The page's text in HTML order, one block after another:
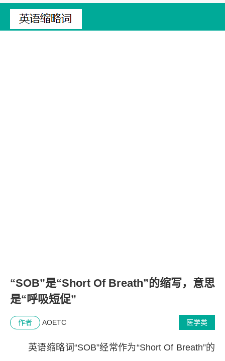
“SOB”是“Short Of Breath”的缩写，意思
是“呼吸短促”
医学类
作者 AOETC
英语缩略词“SOB”经常作为“Short Of Breath”的